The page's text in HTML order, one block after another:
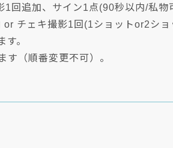
1回追加、サイン1点(90秒以内/私物
チェキ撮影1回(1ショットor2シ
。
（順番変更不可）。